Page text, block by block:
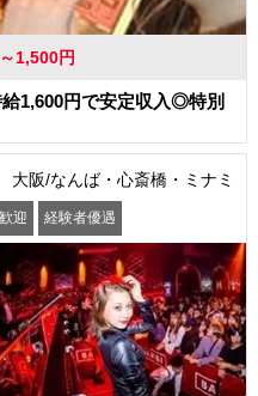
1,500円
1,600円で安定収入◎特別
大阪/なんば・心斎橋・ミナミ
迎 経験者優遇
用あり